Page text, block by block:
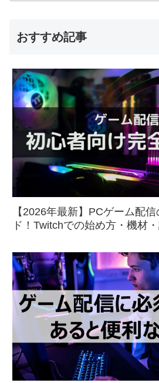
おすすめ記事
【2026年最新】PCゲーム配
ド！Twitchでの始め方・機材